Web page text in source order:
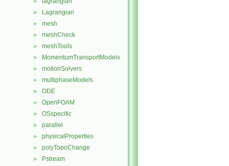
► Lagrangian
► mesh
► meshCheck
► meshTools
► MomentumTransportModels
► motionSolvers
► multiphaseModels
► ODE
► OpenFOAM
► OSspecific
► parallel
► physicalProperties
► polyTopoChange
► Pstream